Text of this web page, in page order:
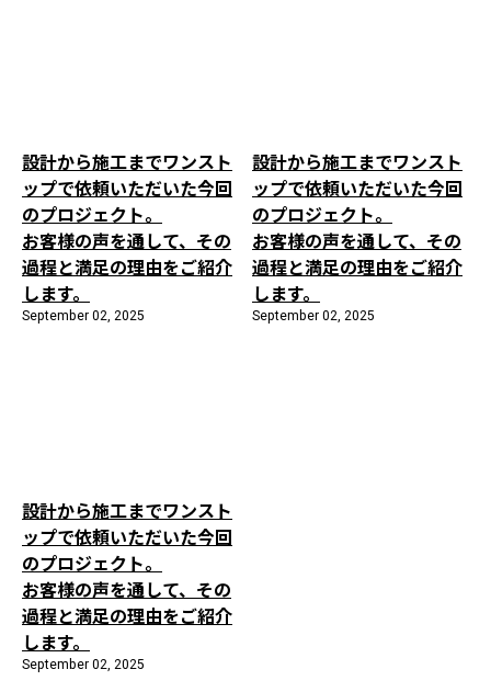
設計から施工までワンスト
ップで依頼いただいた今回
のプロジェクト。
お客様の声を通して、その
過程と満足の理由をご紹介
します。
September 02, 2025
設計から施工までワンスト
ップで依頼いただいた今回
のプロジェクト。
お客様の声を通して、その
過程と満足の理由をご紹介
します。
September 02, 2025
設計から施工までワンスト
ップで依頼いただいた今回
のプロジェクト。
お客様の声を通して、その
過程と満足の理由をご紹介
します。
September 02, 2025